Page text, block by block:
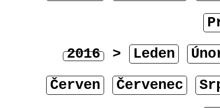
2016 > Leden
Červen
Červenec